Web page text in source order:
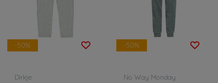
-50%
Dirkje
-50%
No Way Monday